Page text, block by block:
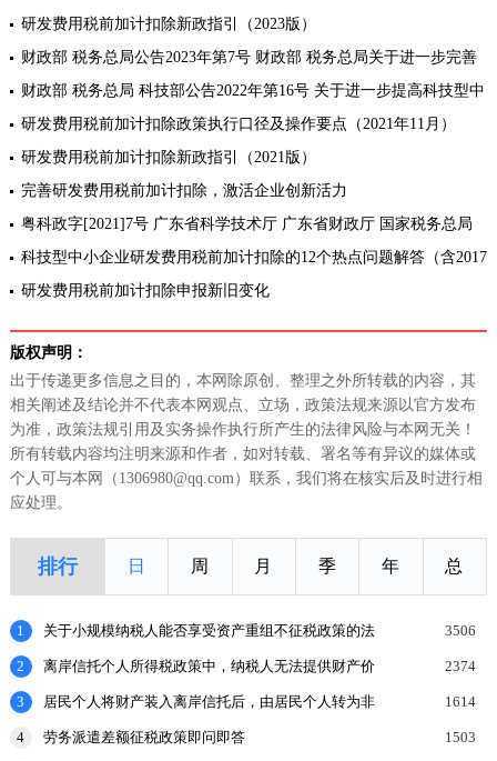
促进全省企业科技创新工作高质量发展的通知
研发费用税前加计扣除新政指引（2023版）
财政部 税务总局公告2023年第7号 财政部 税务总局关于进一步完善
研发费用税前加计扣除政策的公告
财政部 税务总局 科技部公告2022年第16号 关于进一步提高科技型中
小企业研发费用税前加计扣除比例的公告[全文废止]
研发费用税前加计扣除政策执行口径及操作要点（2021年11月）
研发费用税前加计扣除新政指引（2021版）
完善研发费用税前加计扣除，激活企业创新活力
粤科政字[2021]7号 广东省科学技术厅 广东省财政厅 国家税务总局
广东省税务局关于印发《关于深入推进企业研发费用税前加计扣除政
策落实
科技型中小企业研发费用税前加计扣除的12个热点问题解答（含2017
年版企业所得税年度申报表填报CASE）
研发费用税前加计扣除申报新旧变化
版权声明：
出于传递更多信息之目的，本网除原创、整理之外所转载的内容，其
相关阐述及结论并不代表本网观点、立场，政策法规来源以官方发布
为准，政策法规引用及实务操作执行所产生的法律风险与本网无关！
所有转载内容均注明来源和作者，如对转载、署名等有异议的媒体或
个人可与本网（1306980@qq.com）联系，我们将在核实后及时进行相
应处理。
排行 日 周 月 季 年 总
1
关于小规模纳税人能否享受资产重组不征税政策的法
3506
2
离岸信托个人所得税政策中，纳税人无法提供财产价
2374
3
居民个人将财产装入离岸信托后，由居民个人转为非
申报表和涉
1614
4 劳务派遣差额征税政策即问即答 1503